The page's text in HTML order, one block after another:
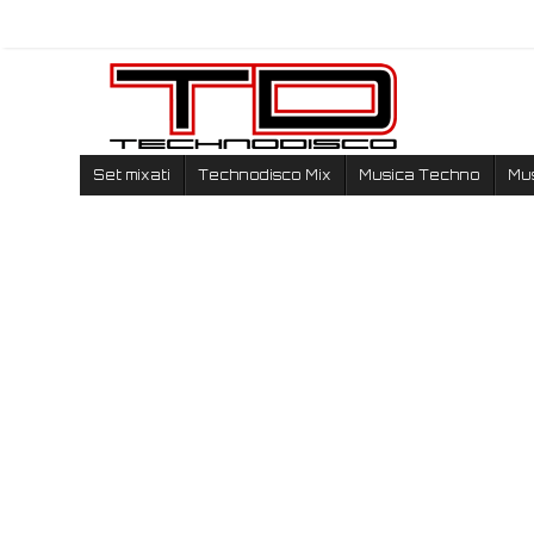
Set mixati Technodisco Mix Musica Techno